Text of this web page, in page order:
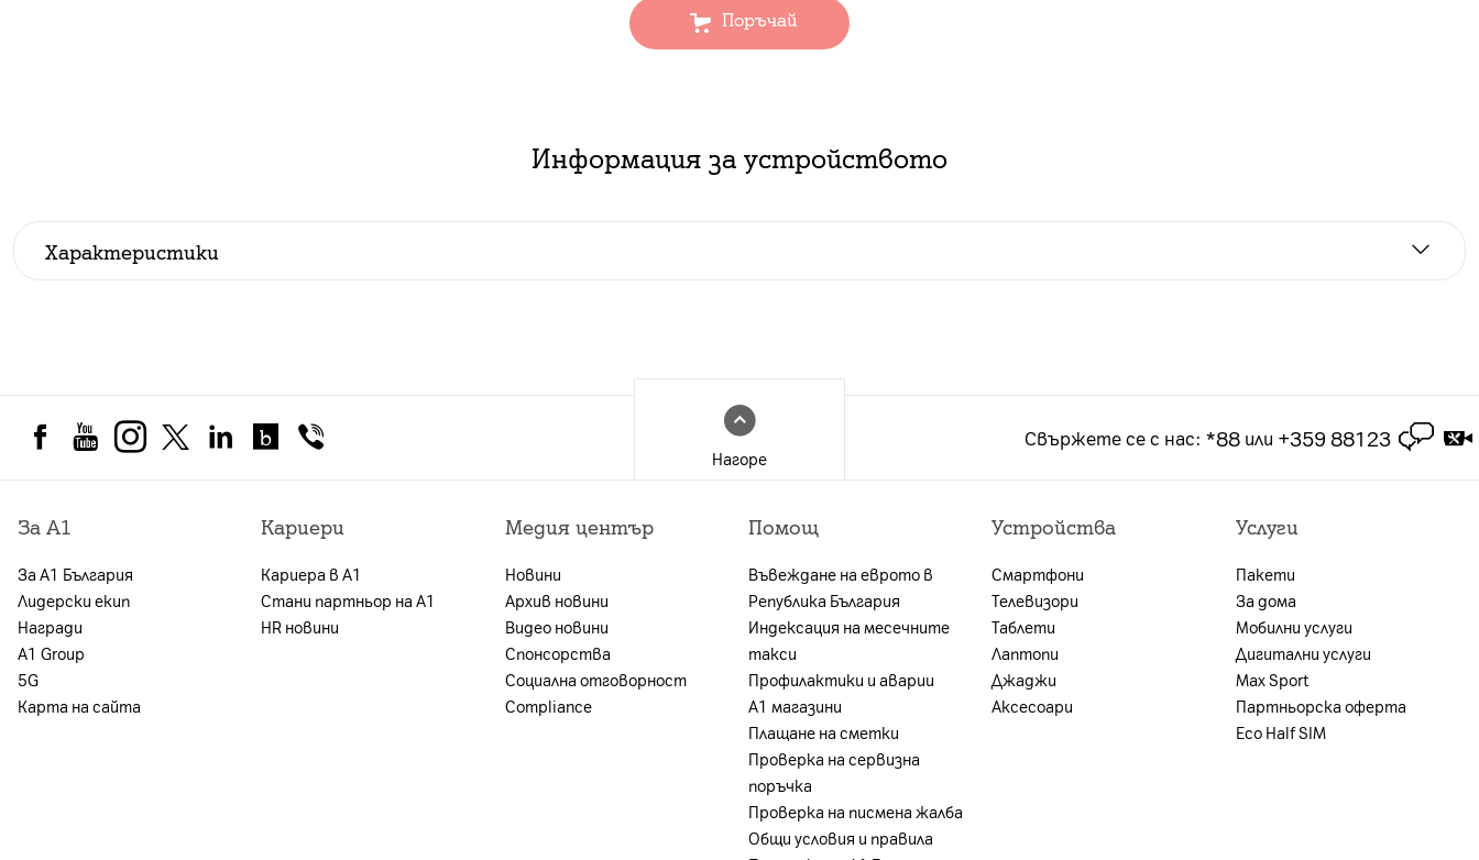
Поръчай
Информация за устройството
Характеристики
Нагоре
Свържете се с нас: *88 или +359 88123
За А1
За А1 България
Лидерски екип
Награди
А1 Group
5G
Карта на сайта
Кариери
Кариера в А1
Стани партньор на А1
HR новини
Медия център
Новини
Архив новини
Видео новини
Спонсорства
Социална отговорност
Compliance
Помощ
Въвеждане на еврото в
Република България
Индексация на месечните
такси
Профилактики и аварии
А1 магазини
Плащане на сметки
Проверка на сервизна
поръчка
Проверка на писмена жалба
Общи условия и правила
Устройства
Смартфони
Телевизори
Таблети
Лаптопи
Джаджи
Аксесоари
Услуги
Пакети
За дома
Мобилни услуги
Дигитални услуги
Max Sport
Партньорска оферта
Eco Half SIM